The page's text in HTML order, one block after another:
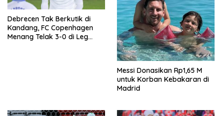
Debrecen Tak Berkutik di
Kandang, FC Copenhagen
Menang Telak 3-0 di Leg
Messi Donasikan Rp1,65 M
untuk Korban Kebakaran di
Madrid